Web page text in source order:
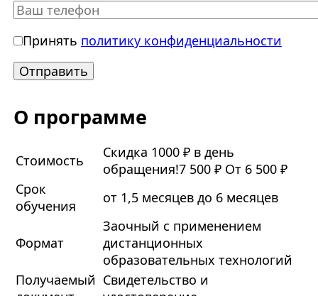
Принять политику конфиденциальности
О программе
Стоимость
Скидка 1000 ₽ в день
обращения!7 500 ₽ От 6 500 ₽
Срок
обучения
от 1,5 месяцев до 6 месяцев
Формат
Заочный с применением
дистанционных
образовательных технологий
Получаемый Свидетельство и